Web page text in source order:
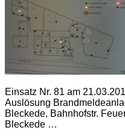
Einsatz Nr. 81 am
Auslösung
Bleckede, Bahnhofstr.
Bleckede …